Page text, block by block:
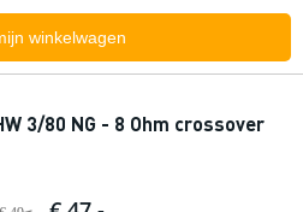
winkelwagen
3/80 NG - 8 Ohm crossover